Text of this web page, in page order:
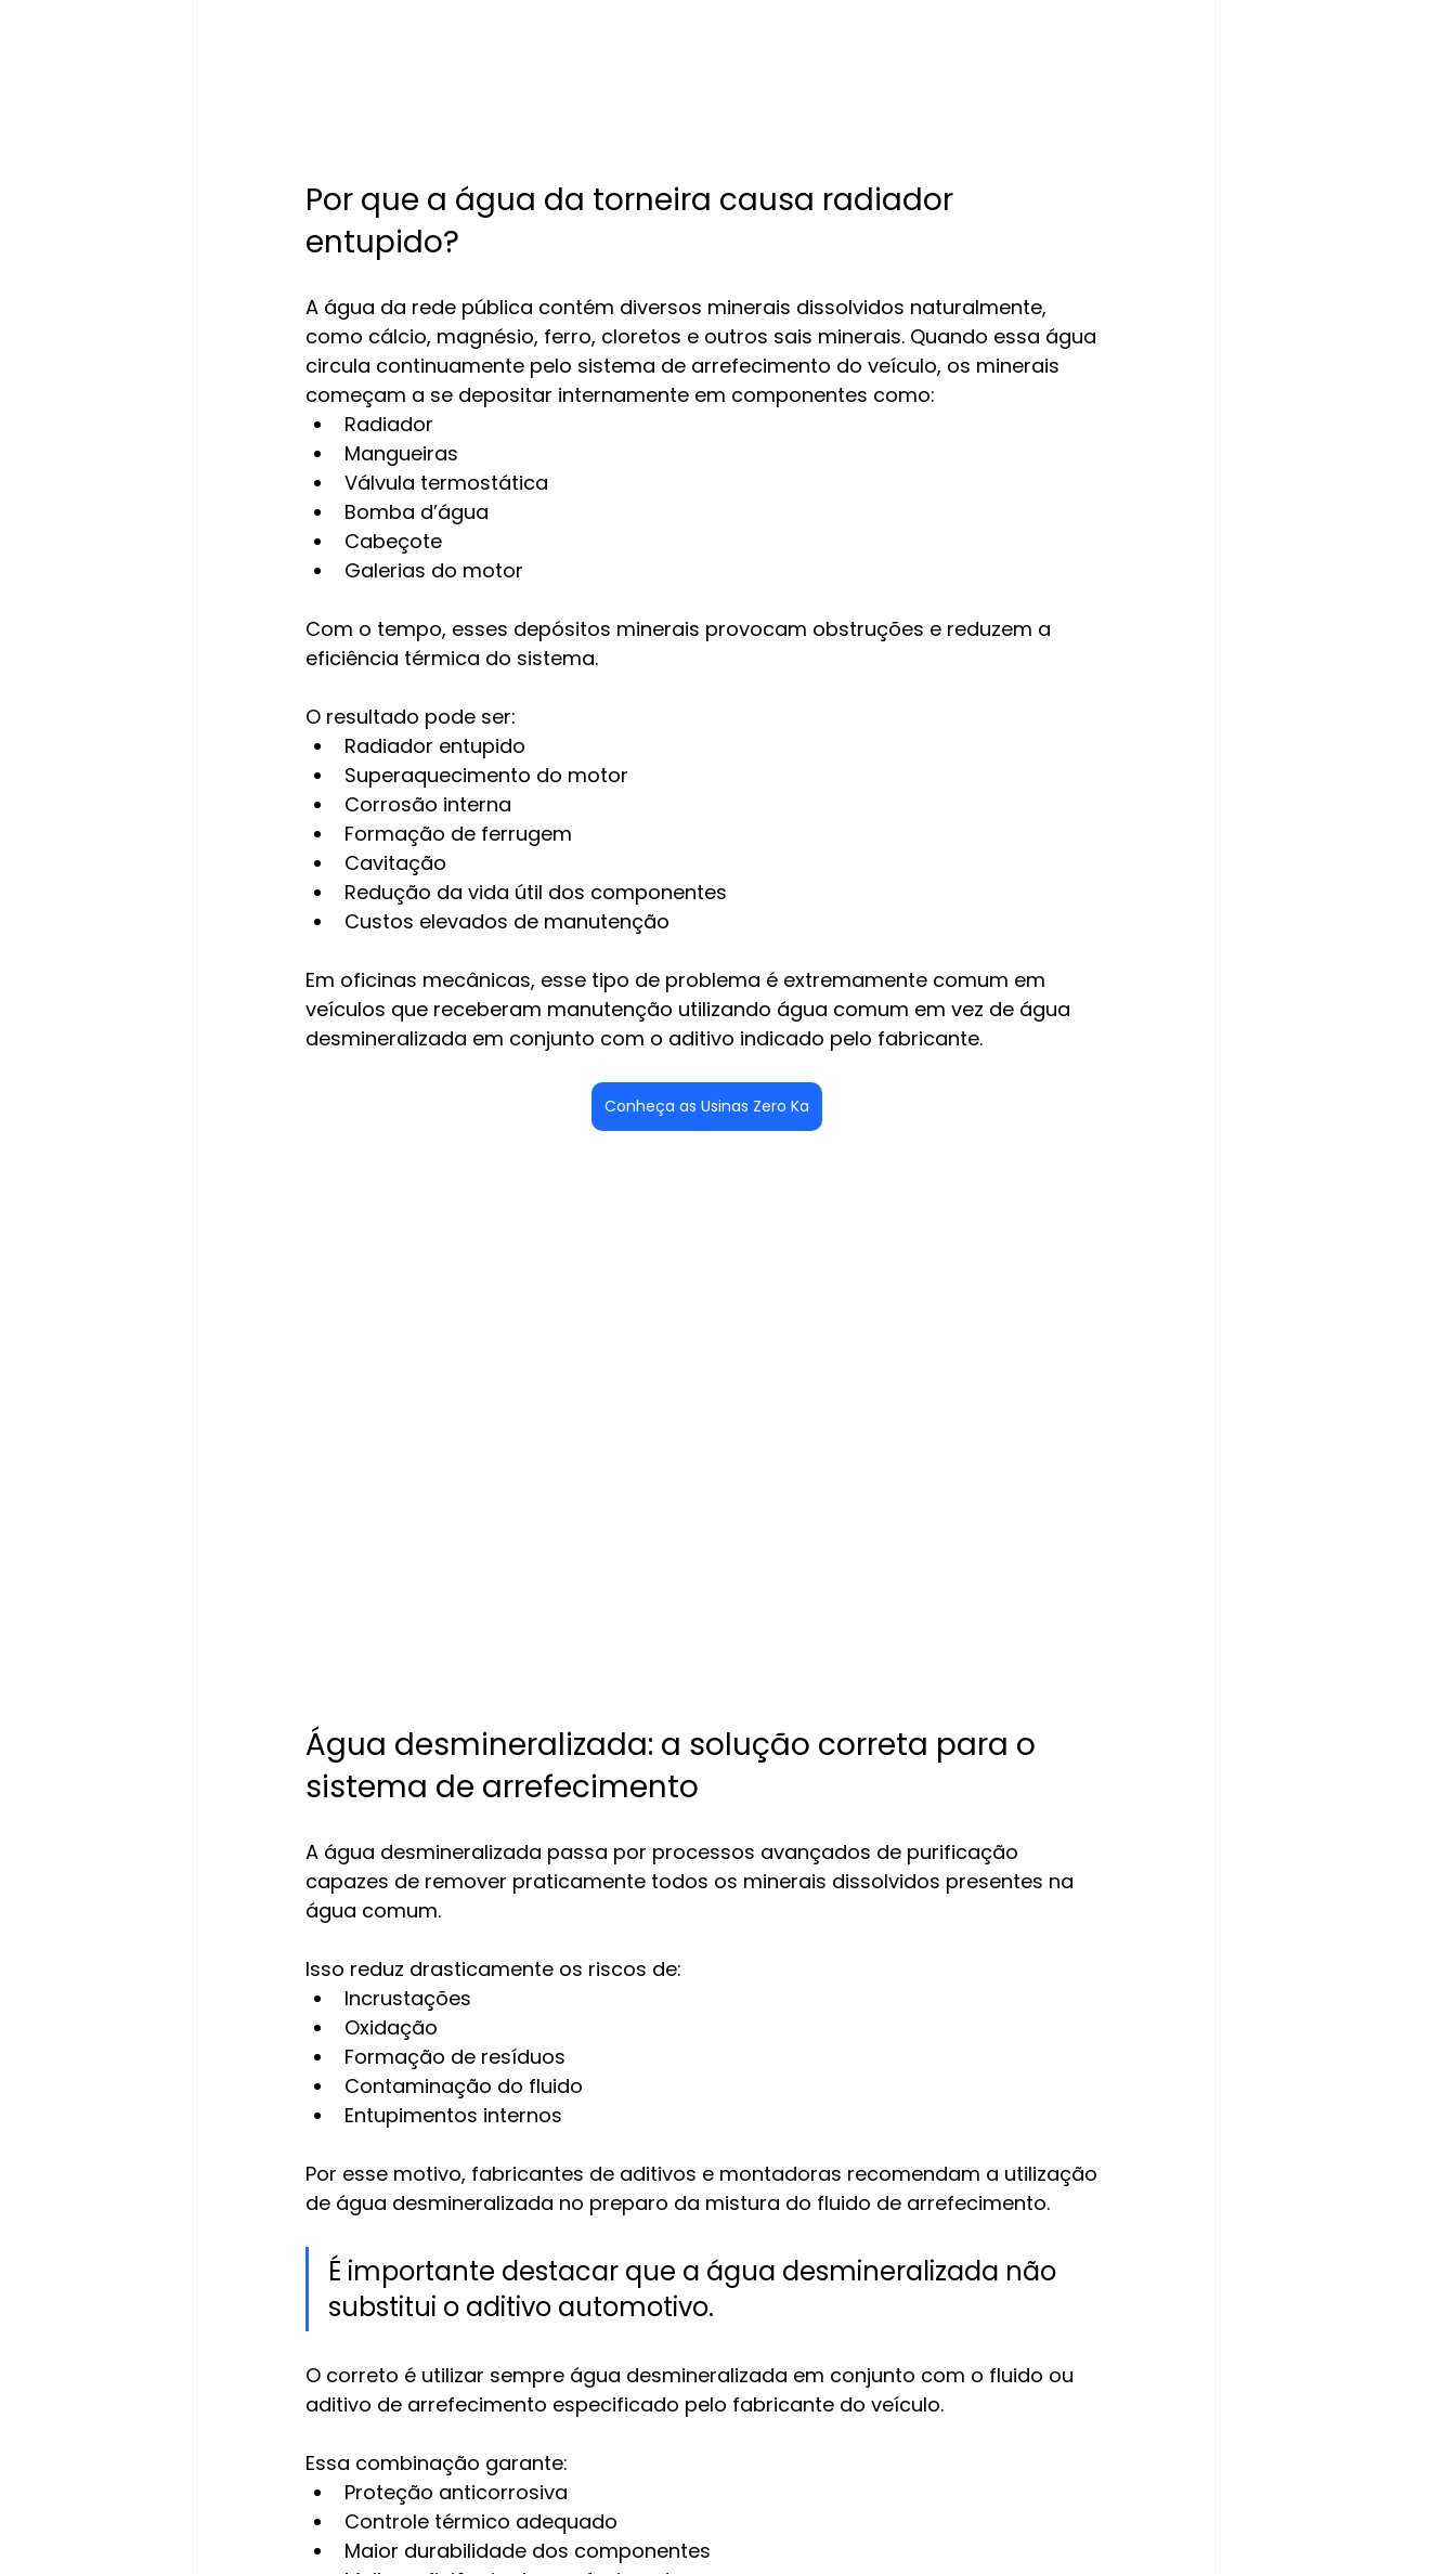
Por que a água da torneira causa radiador
entupido?
A água da rede pública contém diversos minerais dissolvidos naturalmente,
como cálcio, magnésio, ferro, cloretos e outros sais minerais. Quando essa água
circula continuamente pelo sistema de arrefecimento do veículo, os minerais
começam a se depositar internamente em componentes como:
Radiador
Mangueiras
Válvula termostática
Bomba d’água
Cabeçote
Galerias do motor
Com o tempo, esses depósitos minerais provocam obstruções e reduzem a
eficiência térmica do sistema.
O resultado pode ser:
Radiador entupido
Superaquecimento do motor
Corrosão interna
Formação de ferrugem
Cavitação
Redução da vida útil dos componentes
Custos elevados de manutenção
Em oficinas mecânicas, esse tipo de problema é extremamente comum em
veículos que receberam manutenção utilizando água comum em vez de água
desmineralizada em conjunto com o aditivo indicado pelo fabricante.
Conheça as Usinas Zero Ka
Água desmineralizada: a solução correta para o
sistema de arrefecimento
A água desmineralizada passa por processos avançados de purificação
capazes de remover praticamente todos os minerais dissolvidos presentes na
água comum.
Isso reduz drasticamente os riscos de:
Incrustações
Oxidação
Formação de resíduos
Contaminação do fluido
Entupimentos internos
Por esse motivo, fabricantes de aditivos e montadoras recomendam a utilização
de água desmineralizada no preparo da mistura do fluido de arrefecimento.
É importante destacar que a água desmineralizada não
substitui o aditivo automotivo.
O correto é utilizar sempre água desmineralizada em conjunto com o fluido ou
aditivo de arrefecimento especificado pelo fabricante do veículo.
Essa combinação garante:
Proteção anticorrosiva
Controle térmico adequado
Maior durabilidade dos componentes